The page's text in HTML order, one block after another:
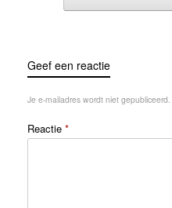
Geef een reactie
Je e-mailadres wordt niet gepubliceerd.
Reactie *